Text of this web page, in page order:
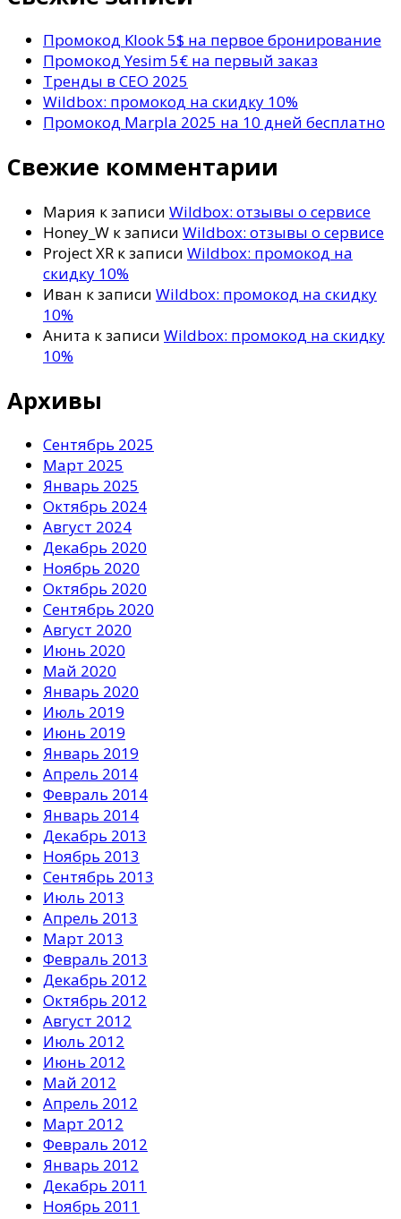
Промокод Klook 5$ на первое бронирование
Промокод Yesim 5€ на первый заказ
Тренды в СЕО 2025
Wildbox: промокод на скидку 10%
Промокод Marpla 2025 на 10 дней бесплатно
Свежие комментарии
Мария к записи Wildbox: отзывы о сервисе
Honey_W к записи Wildbox: отзывы о сервисе
Project XR к записи Wildbox: промокод на
скидку 10%
Иван к записи Wildbox: промокод на скидку
10%
Анита к записи Wildbox: промокод на скидку
10%
Архивы
Сентябрь 2025
Март 2025
Январь 2025
Октябрь 2024
Август 2024
Декабрь 2020
Ноябрь 2020
Октябрь 2020
Сентябрь 2020
Август 2020
Июнь 2020
Май 2020
Январь 2020
Июль 2019
Июнь 2019
Январь 2019
Апрель 2014
Февраль 2014
Январь 2014
Декабрь 2013
Ноябрь 2013
Сентябрь 2013
Июль 2013
Апрель 2013
Март 2013
Февраль 2013
Декабрь 2012
Октябрь 2012
Август 2012
Июль 2012
Июнь 2012
Май 2012
Апрель 2012
Март 2012
Февраль 2012
Январь 2012
Декабрь 2011
Ноябрь 2011